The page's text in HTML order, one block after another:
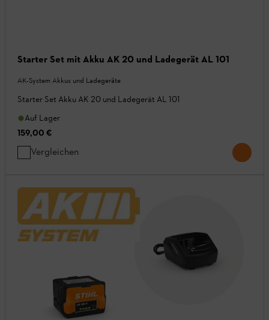
Starter Set mit Akku AK 20 und Ladegerät AL 101
AK-System Akkus und Ladegeräte
Starter Set Akku AK 20 und Ladegerät AL 101
Auf Lager
159,00 €
Vergleichen